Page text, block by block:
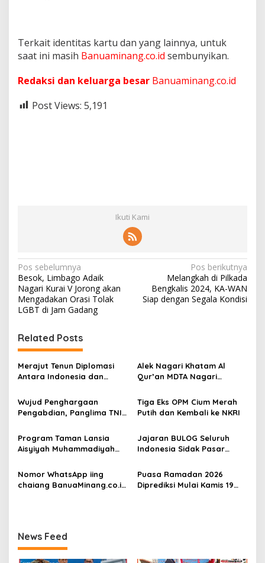
Terkait identitas kartu dan yang lainnya, untuk
saat ini masih Banuaminang.co.id sembunyikan.
Redaksi dan keluarga besar Banuaminang.co.id
Post Views: 5,191
Ikuti Kami
N
a
v
g
a
s
p
o
s
Pos sebelumnya
Besok, Limbago Adaik
Nagari Kurai V Jorong akan
Mengadakan Orasi Tolak
LGBT di Jam Gadang
Pos berikutnya
Melangkah di Pilkada
Bengkalis 2024, KA-WAN
Siap dengan Segala Kondisi
Related Posts
Merajut Tenun Diplomasi
Antara Indonesia dan
Alek Nagari Khatam Al
Qur’an MDTA Nagari
Wujud Penghargaan
Pengabdian, Panglima TNI
Ratusan Prajurit dan ASN
TNI
Tiga Eks OPM Cium Merah
Putih dan Kembali ke NKRI
Program Taman Lansia
Aisyiyah Muhammadiyah
Pesantren Lansia
Jajaran BULOG Seluruh
Indonesia Sidak Pasar
Harga Beras dan Minyakita
Stabil Selama Ramadhan
dan Lebaran 2026
Nomor WhatsApp iing
chaiang BanuaMinang.co.id
Puasa Ramadan 2026
Diprediksi Mulai Kamis 19
News Feed